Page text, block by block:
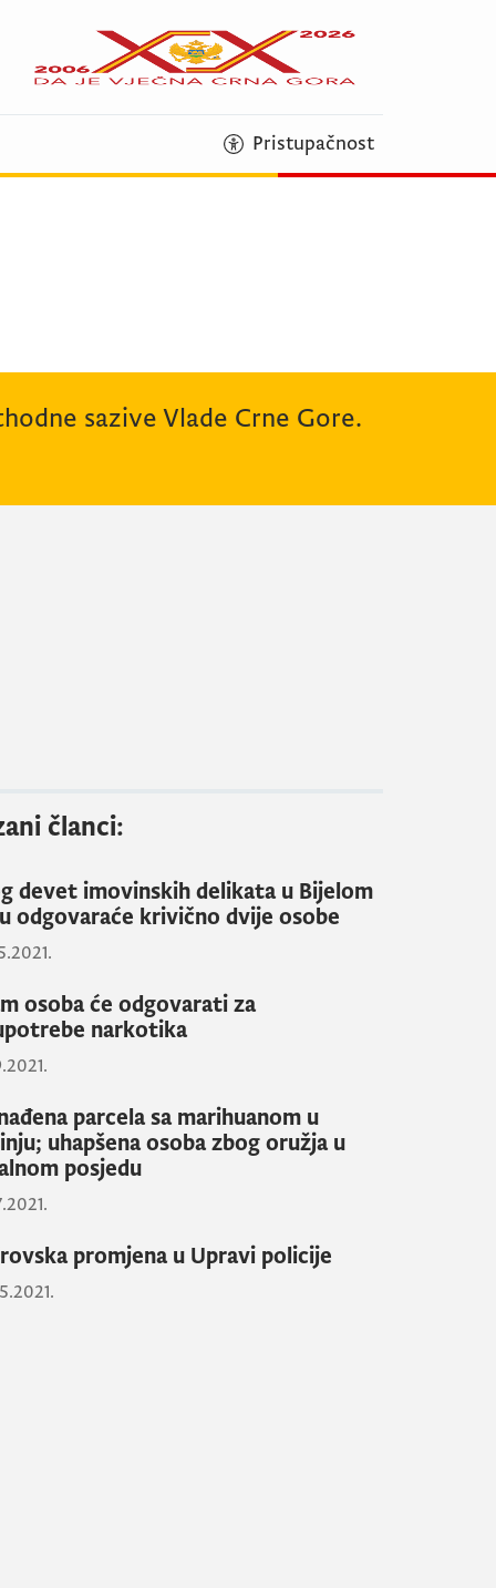
Pristupačnost
sazive Vlade Crne Gore.
članci:
devet imovinskih delikata u Bijelom
odgovaraće krivično dvije osobe
osoba će odgovarati za
narkotika
parcela sa marihuanom u
uhapšena osoba zbog oružja u
posjedu
promjena u Upravi policije